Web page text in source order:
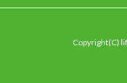
Copyright(C)